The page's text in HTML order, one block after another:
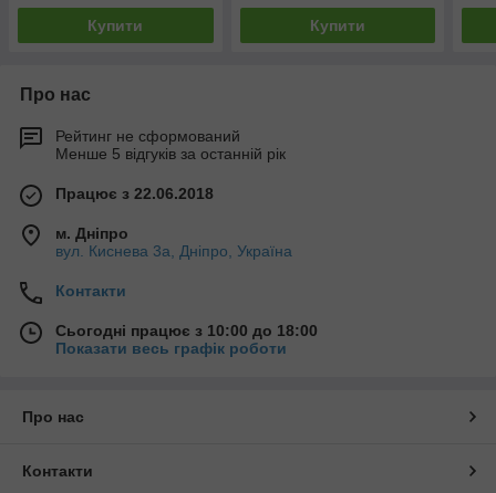
Купити Купити
Про нас
Рейтинг не сформований
Менше 5 відгуків за останній рік
Працює з 22.06.2018
м. Дніпро
вул. Киснева 3а, Дніпро, Україна
Контакти
Сьогодні працює з 10:00 до 18:00
Показати весь графік роботи
Про нас
Контакти